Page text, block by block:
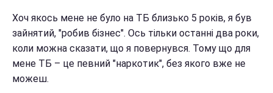
Хоч якось мене не було на ТБ близько 5 років, я був
зайнятий, "робив бізнес". Ось тільки останні два роки,
коли можна сказати, що я повернувся. Тому що для
мене ТБ – це певний "наркотик", без якого вже не
можеш.